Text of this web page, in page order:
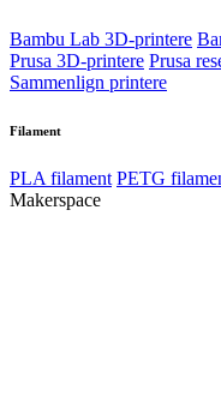
Bambu Lab 3D-printere
Prusa 3D-printere Prusa
Sammenlign printere
Filament
PLA filament PETG
Makerspace